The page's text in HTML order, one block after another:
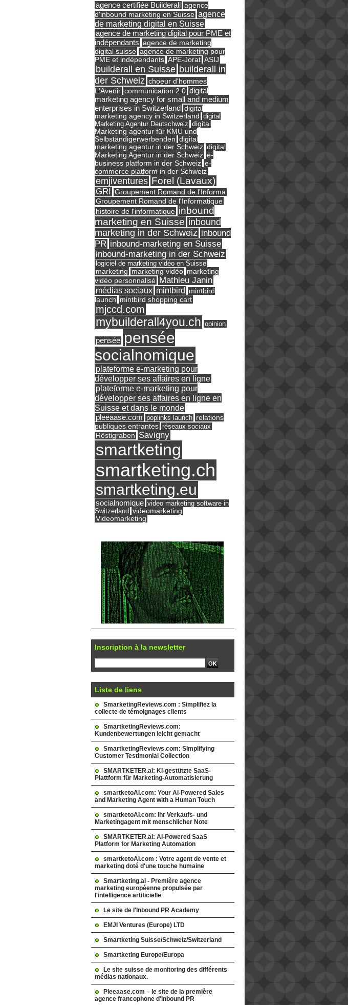
agence certifiée Builderall
agence
d'inbound marketing en Suisse agence
de marketing digital en Suisse
agence de marketing digital pour PME et
indépendants agence de marketing
digital suisse agence de marketing pour
PME et indépendants APE-Jorat ASIJ
builderall en Suisse builderall in
der Schweiz choeur d'hommes
L'Avenir communication 2.0 digital
marketing agency for small and medium
enterprises in Switzerland digital
marketing agency in Switzerland digital
Marketing Agentur Deutschweiz digital
Marketing agentur für KMU und
Selbständigerwerbenden digital
marketing agentur in der Schweiz digital
Marketing Agentur in der Schweiz e-
business platform in der Schweiz e-
commerce platform in der Schweiz
emjiventures Forel (Lavaux)
GRI Groupement Romand de l'Informa
Groupement Romand de l'Informatique
histoire de l'informatique inbound
marketing en Suisse inbound
marketing in der Schweiz inbound
PR inbound-marketing en Suisse
inbound-marketing in der Schweiz
logiciel de marketing vidéo en Suisse
marketing marketing vidéo marketing
vidéo personnalisé Mathieu Janin
médias sociaux mintbird
mintbird
launch mintbird shopping cart
mjccd.com
mybuilderall4you.ch opinion
pensée pensée
socialnomique
plateforme e-marketing pour
développer ses affaires en ligne
plateforme e-marketing pour
développer ses affaires en ligne en
Suisse et dans le monde
pleeaase.com poplinks launch relations
publiques entrantes réseaux sociaux
Röstigraben Savigny
smartketing
smartketing.ch
smartketing.eu
socialnomique video marketing software in
Switzerland videomarketing
Videomarketing
Inscription à la newsletter
Liste de liens
SmarketingReviews.com : Simplifiez la
collecte de témoignages clients
SmartketingReviews.com:
Kundenbewertungen leicht gemacht
SmartketingReviews.com: Simplifying
Customer Testimonial Collection
SMARTKETER.ai: KI-gestützte SaaS-
Plattform für Marketing-Automatisierung
smartketoAI.com: Your AI-Powered Sales
and Marketing Agent with a Human Touch
smartketoAI.com: Ihr Verkaufs- und
Marketingagent mit menschlicher Note
SMARTKETER.ai: AI-Powered SaaS
Platform for Marketing Automation
smartketoAI.com : Votre agent de vente et
marketing doté d'une touche humaine
Smartketing.ai - Première agence
marketing européenne propulsée par
l'intelligence artificielle
Le site de l'Inbound PR Academy
EMJI Ventures (Europe) LTD
Smartketing Suisse/Schweiz/Switzerland
Smartketing Europe/Europa
Le site suisse de monitoring des différents
médias nationaux.
Pleeaase.com – le site de la première
agence francophone d'inbound PR